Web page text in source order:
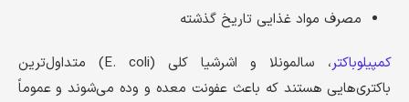
مصرف مواد غذایی تاریخ گذشته
کمپیلوباکتر
، سالمونلا و اشرشیا کلی (E. coli) متداول‌ترین
باکتری‌هایی هستند که باعث عفونت معده و وده می‌شوند و عموماً